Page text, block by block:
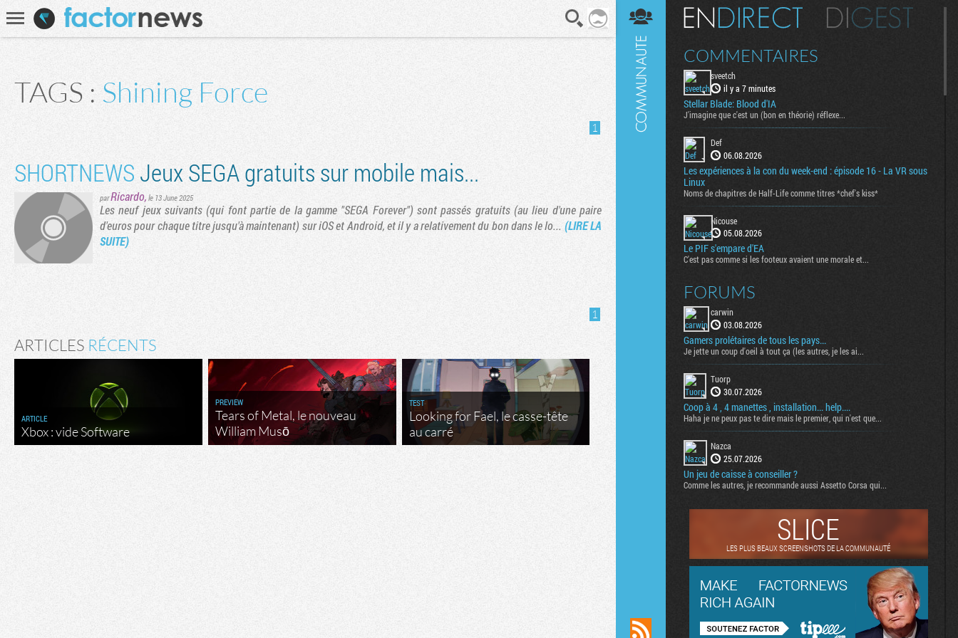
TAGS : Shining Force
1
SHORTNEWS Jeux SEGA gratuits sur mobile mais...
parRicardo, le 13 June 2025
Les neuf jeux suivants (qui font partie de la gamme "SEGA Forever") sont passés gratuits (au lieu d'une paire
d'euros pour chaque titre jusqu'à maintenant) sur iOS et Android, et il y a relativement du bon dans le lo... (LIRE LA
SUITE)
1
ARTICLES RÉCENTS
ARTICLE
Xbox : vide Software
PREVIEW
Tears of Metal, le nouveau
William Musō
TEST
Looking for Fael, le casse-tête
au carré
Digest
COMMENTAIRES
sveetch
il y a 7 minutes
Stellar Blade: Blood d'IA
J'imagine que c'est un (bon en théorie) réflexe...
Def
06.08.2026
Les expériences à la con du week-end : épisode 16 - La VR sous
Linux
Noms de chapitres de Half-Life comme titres *chef's kiss*
Nicouse
05.08.2026
Le PIF s'empare d'EA
C'est pas comme si les footeux avaient une morale et...
FORUMS
carwin
03.08.2026
Gamers prolétaires de tous les pays...
Je jette un coup d'oeil à tout ça (les autres, je les ai...
Tuorp
30.07.2026
Coop à 4 , 4 manettes , installation... help....
Haha je ne peux pas te dire mais le premier, qui n'est que...
Nazca
25.07.2026
Un jeu de caisse à conseiller ?
Comme les autres, je recommande aussi Assetto Corsa qui...
SLICE
LES PLUS BEAUX SCREENSHOTS DE LA COMMUNAUTÉ